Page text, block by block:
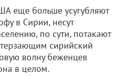
еще больше усугубляют
в Сирии, несут
по сути, потакают
сирийский
волну беженцев
в целом.